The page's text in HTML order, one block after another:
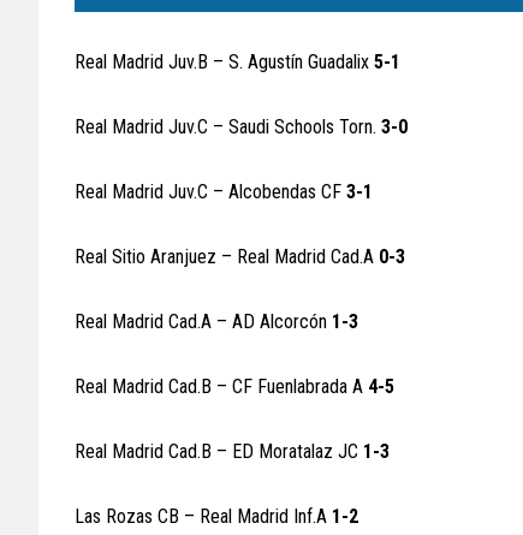
Real Madrid Juv.B – S. Agustín Guadalix 5-1
Real Madrid Juv.C – Saudi Schools Torn. 3-0
Real Madrid Juv.C – Alcobendas CF 3-1
Real Sitio Aranjuez – Real Madrid Cad.A 0-3
Real Madrid Cad.A – AD Alcorcón 1-3
Real Madrid Cad.B – CF Fuenlabrada A 4-5
Real Madrid Cad.B – ED Moratalaz JC 1-3
Las Rozas CB – Real Madrid Inf.A 1-2